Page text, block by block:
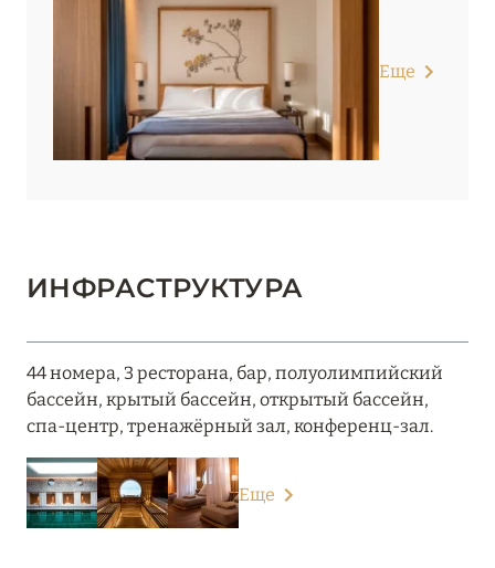
Еще
ИНФРАСТРУКТУРА
44 номера, 3 ресторана, бар, полуолимпийский
бассейн, крытый бассейн, открытый бассейн,
спа-центр, тренажёрный зал, конференц-зал.
Еще